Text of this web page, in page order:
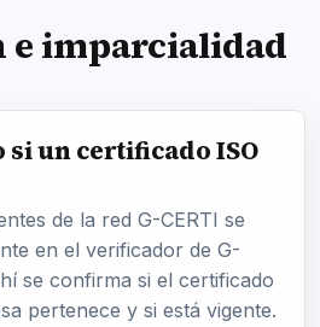
e imparcialidad
si un certificado ISO
de la red G-CERTI se
en el verificador de G-
se confirma si el certificado
pertenece y si está vigente.